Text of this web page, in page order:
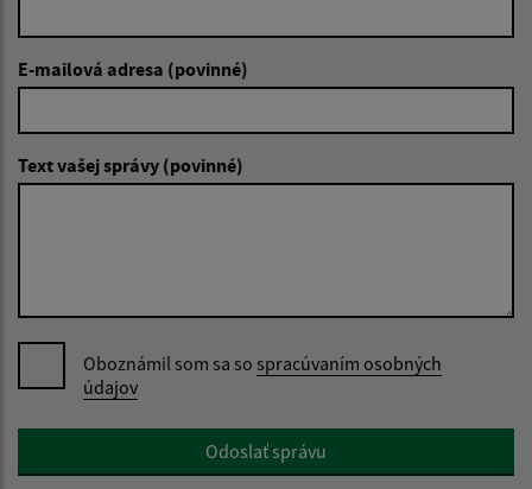
E-mailová adresa (povinné)
Text vašej správy (povinné)
Oboznámil som sa so spracúvaním osobných
údajov
Google reCaptcha ResponseOdoslať správu